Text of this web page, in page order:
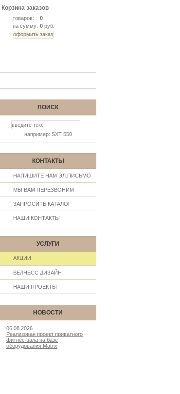
Корзина заказов
товаров:
0
на сумму: 0 руб.
ПОИСК
например: SXT 550
КОНТАКТЫ
НАПИШИТЕ НАМ ЭЛ.ПИСЬМО
МЫ ВАМ ПЕРЕЗВОНИМ
ЗАПРОСИТЬ КАТАЛОГ
НАШИ КОНТАКТЫ
УСЛУГИ
АКЦИИ
ВЕЛНЕСС ДИЗАЙН
НАШИ ПРОЕКТЫ
НОВОСТИ
06.08.2026
Реализован проект приватного
фитнес-зала на базе
оборудования Matrix